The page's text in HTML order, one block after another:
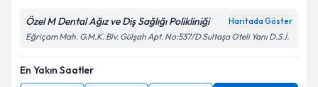
Özel M Dental Ağız ve Diş Sağlığı Polikliniği Haritada Göster
Eğriçam Mah. G.M.K. Blv. Gülşah Apt. No:537/D Sultaşa Oteli Yanı D.S.İ.
En Yakın Saatler